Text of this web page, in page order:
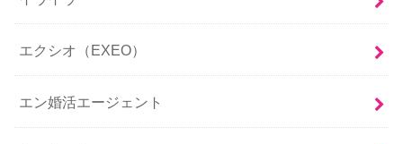
エクシオ（EXEO）
エン婚活エージェント